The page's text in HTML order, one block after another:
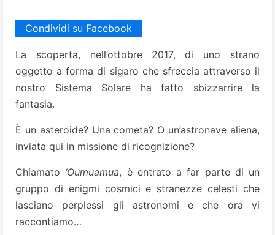
Condividi su Facebook
La scoperta, nell’ottobre 2017, di uno strano
oggetto a forma di sigaro che sfreccia attraverso il
nostro Sistema Solare ha fatto sbizzarrire la
fantasia.
È un asteroide? Una cometa? O un’astronave aliena,
inviata qui in missione di ricognizione?
Chiamato ‘Oumuamua, è entrato a far parte di un
gruppo di enigmi cosmici e stranezze celesti che
lasciano perplessi gli astronomi e che ora vi
raccontiamo…